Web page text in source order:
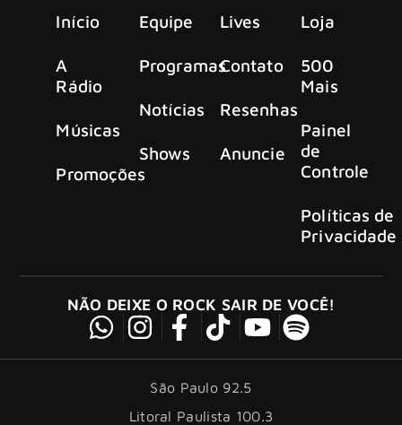
Início
A
Rádio
Músicas
Promoções
Equipe
Programas
Notícias
Shows
Lives
Contato
Resenhas
Anuncie
Loja
500
Mais
Painel
de
Controle
Políticas de
Privacidade
NÃO DEIXE O ROCK SAIR DE VOCÊ!
São Paulo 92.5
Litoral Paulista 100.3